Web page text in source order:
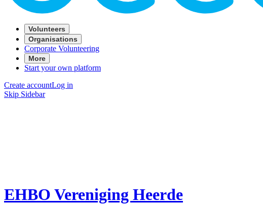
Volunteers
Organisations
Corporate Volunteering
More
Start your own platform
Create accountLog in
Skip Sidebar
EHBO Vereniging Heerde